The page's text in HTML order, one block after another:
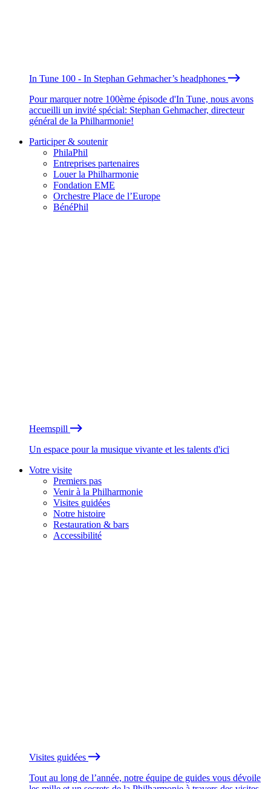
In Tune 100 - In Stephan Gehmacher’s headphones
Pour marquer notre 100ème épisode d'In Tune, nous avons
accueilli un invité spécial: Stephan Gehmacher, directeur
général de la Philharmonie!
Participer & soutenir
PhilaPhil
Entreprises partenaires
Louer la Philharmonie
Fondation EME
Orchestre Place de l’Europe
BénéPhil
Heemspill
Un espace pour la musique vivante et les talents d'ici
Votre visite
Premiers pas
Venir à la Philharmonie
Visites guidées
Notre histoire
Restauration & bars
Accessibilité
Visites guidées
Tout au long de l’année, notre équipe de guides vous dévoile